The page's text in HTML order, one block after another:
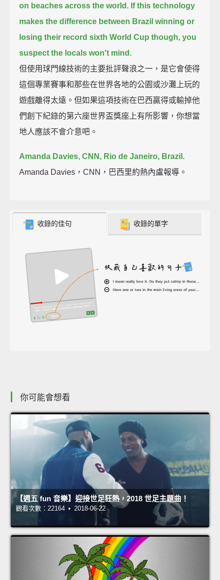
on beaches across the world. If this technology
makes the difference between Brazil winning or
losing their record sixth World Cup though, you
suspect the locals won't mind.
但使用球門線技術的主要批評聲浪之一，是它會使得
這個專業賽事和那些在世界各地的公園或沙灘上玩的
遊戲離得太遠。但如果這項技術在巴西贏得或輸掉他
們創下紀錄的第六座世界盃獎座上有所影響，你想當
地人應該不會介意吧。
Amanda Davies, CNN, Rio de Janeiro, Brazil.
Amanda Davies，CNN，巴西里約熱內盧報導。
收錄的佳句 收錄的單字
你可能會想看
【週五 fun 音樂】迎接世足狂熱，2018 世足主題曲！
觀看次數：22164 • 2018-06-22